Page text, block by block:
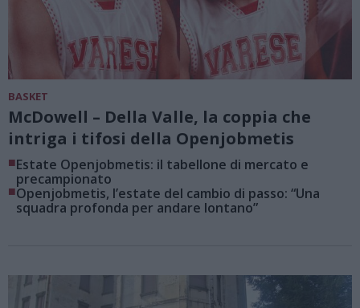
BASKET
McDowell – Della Valle, la coppia che
intriga i tifosi della Openjobmetis
■Estate Openjobmetis: il tabellone di mercato e
precampionato
■Openjobmetis, l’estate del cambio di passo: “Una
squadra profonda per andare lontano”